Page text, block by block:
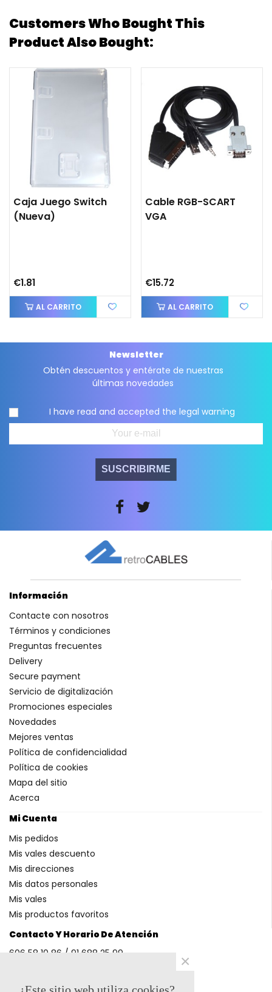
Customers Who Bought This
Product Also Bought:
Caja Juego Switch
(nueva)
€1.81
AL CARRITO
Cable RGB-SCART
VGA
€15.72
AL CARRITO
Newsletter
Obtén descuentos y entérate de nuestras
últimas novedades
I have read and accepted the legal warning
SUSCRIBIRME
Contacto Y Horario De Atención
606 58 10 86 / 91 688 25 99
Información
Contacte con nosotros
Términos y condiciones
Preguntas frecuentes
Delivery
Secure payment
Servicio de digitalización
Promociones especiales
Novedades
Mejores ventas
Política de confidencialidad
Política de cookies
Mapa del sitio
Acerca
Mi Cuenta
Mis pedidos
Mis vales descuento
Mis direcciones
Mis datos personales
Mis vales
Mis productos favoritos
×